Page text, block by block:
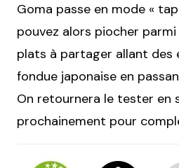
Goma passe en mode «
pouvez alors piocher
plats à partager allant des
fondue japonaise en
On retournera le tester en
prochainement pour